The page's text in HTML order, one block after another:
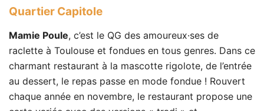
Quartier Capitole
Mamie Poule, c’est le QG des amoureux·ses de
raclette à Toulouse et fondues en tous genres. Dans ce
charmant restaurant à la mascotte rigolote, de l’entrée
au dessert, le repas passe en mode fondue ! Rouvert
chaque année en novembre, le restaurant propose une